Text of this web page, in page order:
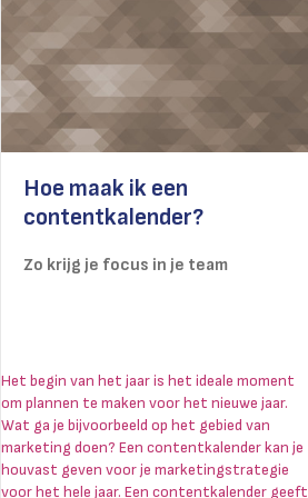
Hoe maak ik een
contentkalender?
Zo krijg je focus in je team
Het begin van het jaar is het ideale moment
om plannen te maken voor het nieuwe jaar.
Wat ga je bijvoorbeeld op het gebied van
marketing doen? Een contentkalender kan je
houvast geven voor je marketingstrategie
voor het hele jaar. Een contentkalender geeft